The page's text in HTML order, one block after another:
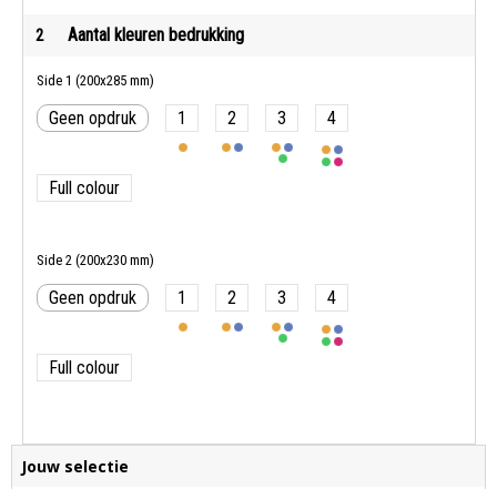
2 Aantal kleuren bedrukking
Side 1 (200x285 mm)
Geen opdruk 1 2 3 4
Full colour
Side 2 (200x230 mm)
Geen opdruk 1 2 3 4
Full colour
Jouw selectie